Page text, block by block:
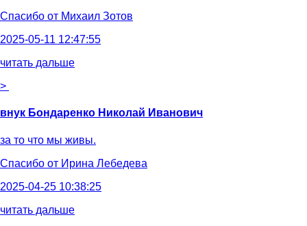
Спасибо от Михаил Зотов
2025-05-11 12:47:55
читать дальше
>
внук Бондаренко Николай Иванович
за то что мы живы.
Спасибо от Ирина Лебедева
2025-04-25 10:38:25
читать дальше